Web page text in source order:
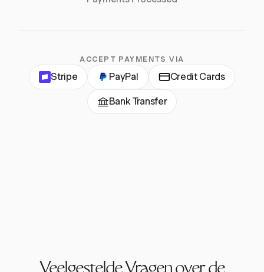
ACCEPT PAYMENTS VIA
Stripe PayPal Credit Cards
Bank Transfer